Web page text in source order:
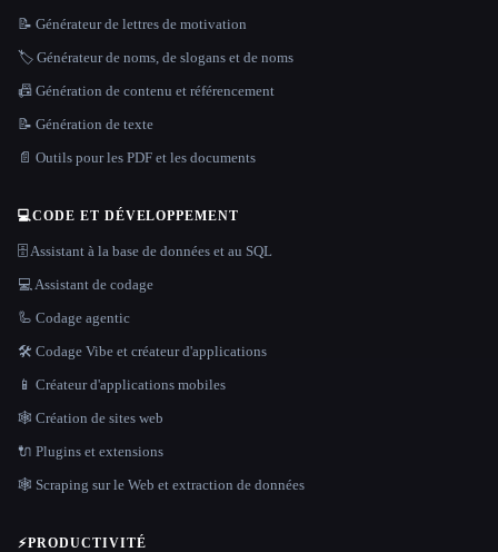
📝 Générateur de lettres de motivation
🏷️ Générateur de noms, de slogans et de noms
📠 Génération de contenu et référencement
📝 Génération de texte
📄 Outils pour les PDF et les documents
💻CODE ET DÉVELOPPEMENT
🗄️ Assistant à la base de données et au SQL
💻 Assistant de codage
🦾 Codage agentic
🛠️ Codage Vibe et créateur d'applications
📱 Créateur d'applications mobiles
🕸 Création de sites web
🔌 Plugins et extensions
🕸️ Scraping sur le Web et extraction de données
⚡PRODUCTIVITÉ